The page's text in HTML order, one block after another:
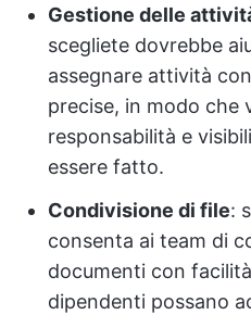
Gestione delle
scegliete dovrebbe
assegnare attività
precise, in modo che
responsabilità e
essere fatto.
Condivisione di file:
consenta ai team di
documenti con
dipendenti possano